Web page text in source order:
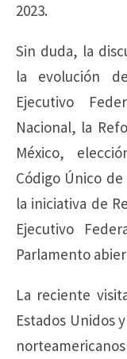
2023.
Sin duda, la
la evolución
Ejecutivo
Nacional, la
México,
Código Único
la iniciativa de
Ejecutivo
Parlamento
La reciente
Estados Unidos